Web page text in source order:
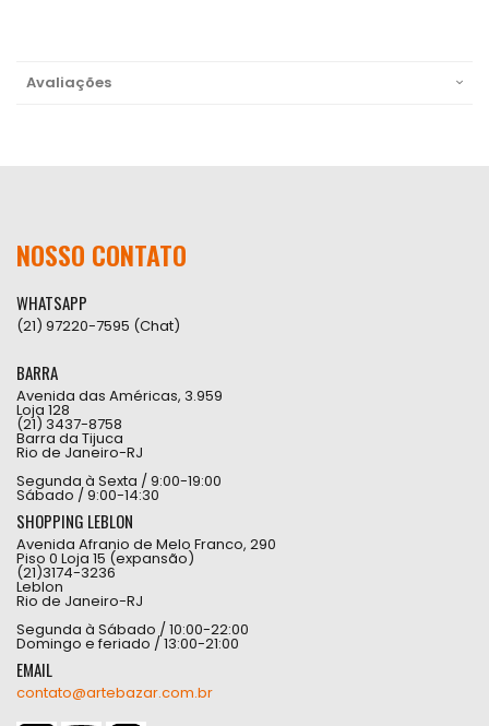
Avaliações
NOSSO CONTATO
WHATSAPP
(21) 97220-7595 (Chat)
BARRA
Avenida das Américas, 3.959
Loja 128
(21) 3437-8758
Barra da Tijuca
Rio de Janeiro-RJ
Segunda à Sexta / 9:00-19:00
Sábado / 9:00-14:30
SHOPPING LEBLON
Avenida Afranio de Melo Franco, 290
Piso 0 Loja 15 (expansão)
(21)3174-3236
Leblon
Rio de Janeiro-RJ
Segunda à Sábado / 10:00-22:00
Domingo e feriado / 13:00-21:00
EMAIL
contato@artebazar.com.br